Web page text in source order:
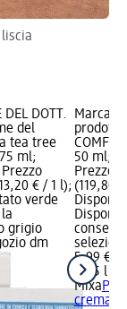
DEL DOTT.
del
tea tree
ml;
€ / 1 l);
verde
grigio
dm
Marca:
50 ml;
Prezzo
(119,80
5,99 €
0,05 l
Mixa
crema